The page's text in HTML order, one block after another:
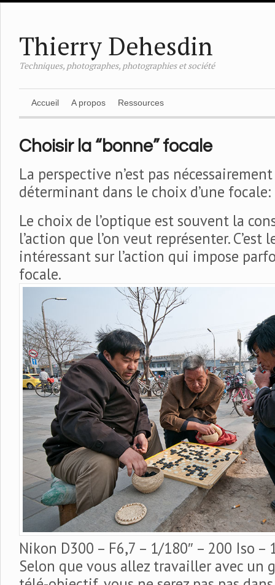
Thierry Dehesdin
Techniques, photographes, photographies et société
Accueil A propos Ressources
Choisir la “bonne” focale
La perspective n’est pas
déterminant dans le choix d’une focale:
Le choix de l’optique est souvent la
l’action que l’on veut représenter.
intéressant sur l’action qui impose
focale.
Nikon D300 – F6,7 – 1/180″ – 200 Iso –
Selon que vous allez travailler avec un